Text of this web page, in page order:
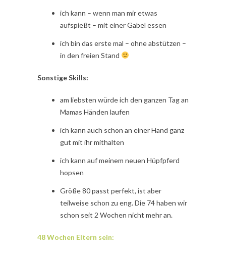
ich kann – wenn man mir etwas
aufspießt – mit einer Gabel essen
ich bin das erste mal – ohne abstützen –
in den freien Stand
Sonstige Skills:
am liebsten würde ich den ganzen Tag an
Mamas Händen laufen
ich kann auch schon an einer Hand ganz
gut mit ihr mithalten
ich kann auf meinem neuen Hüpfpferd
hopsen
Größe 80 passt perfekt, ist aber
teilweise schon zu eng. Die 74 haben wir
schon seit 2 Wochen nicht mehr an.
48 Wochen Eltern sein: